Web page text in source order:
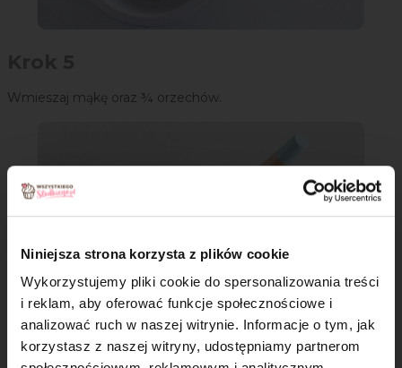
Niniejsza strona korzysta z plików cookie
Wykorzystujemy pliki cookie do spersonalizowania treści
i reklam, aby oferować funkcje społecznościowe i
analizować ruch w naszej witrynie. Informacje o tym, jak
korzystasz z naszej witryny, udostępniamy partnerom
Wmieszaj mąkę oraz ¾ orzechów.
×